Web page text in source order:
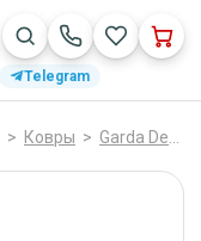
Telegram
> Ковры > Garda Decor